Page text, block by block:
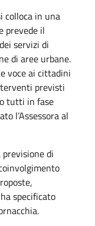
colloca in una
prevede il
servizi di
di aree urbane.
voce ai cittadini
previsti
tutti in fase
l’Assessora al
di
specificato